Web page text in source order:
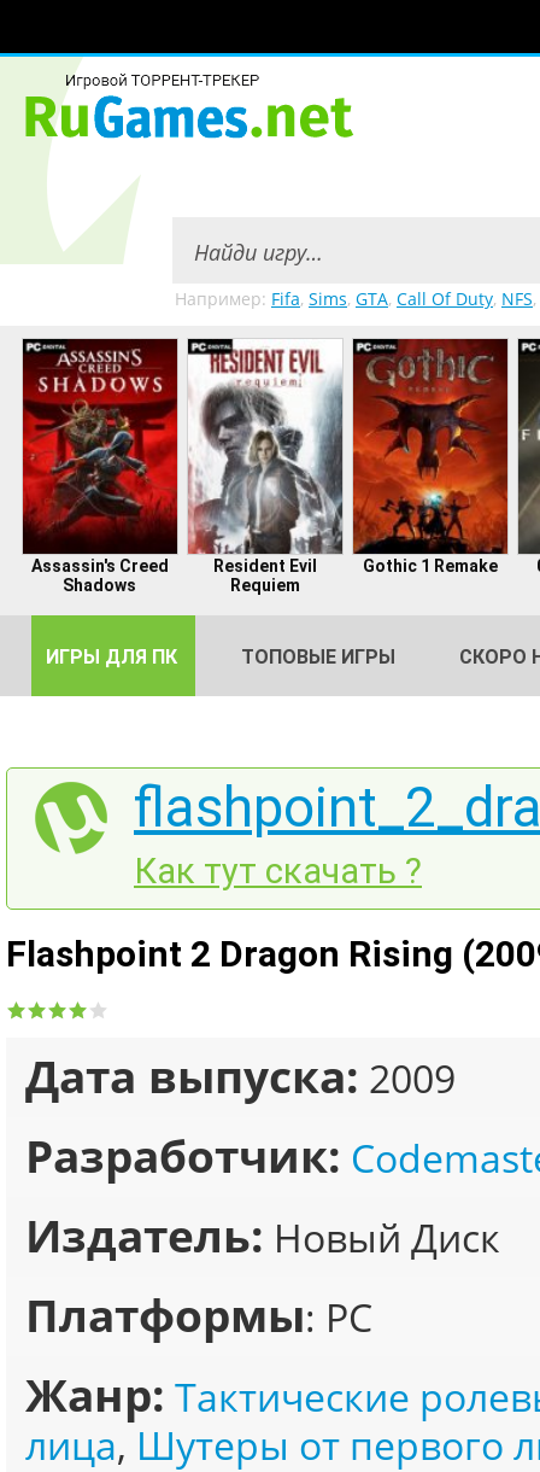
Например: Fifa, Sims, GTA, Call Of Duty, NFS,
Assassin's Creed
Shadows
Resident Evil
Requiem
Gothic 1 Remake
ИГРЫ ДЛЯ ПК ТОПОВЫЕ ИГРЫ СКОРО
Как тут скачать ?
Flashpoint 2 Dragon Rising
Дата выпуска: 2009
Разработчик:
Издатель: Новый Диск
Платформы: PC
Жанр: Тактические
лица, Шутеры от первого